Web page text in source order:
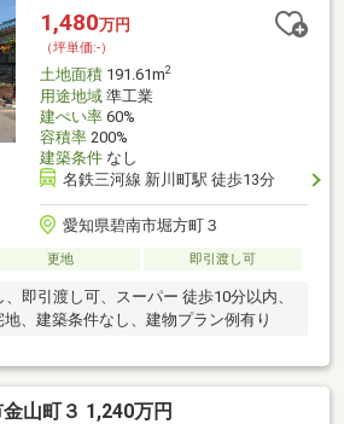
勤やお出かけもスムーズ。【備考】※
1,480万円
（坪単価:-）
土地面積191.61m2
用途地域準工業
建ぺい率60%
容積率200%
建築条件なし
名鉄三河線 新川町駅 徒歩13分
愛知県碧南市堀方町３
更地 即引渡し可
即引渡し可、スーパー 徒歩10分以内、
、建築条件なし、建物プラン例有り
山町３ 1,240万円